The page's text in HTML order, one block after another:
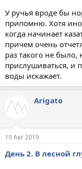
У ручья вроде бы
припомню. Хотя
когда начинает
причем очень
раз такого не было,
прислушиваться, и
воды искажает.
Arigato
19 Авг 2019
День 2. В лесной